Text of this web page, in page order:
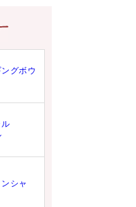
グボウ
シャ